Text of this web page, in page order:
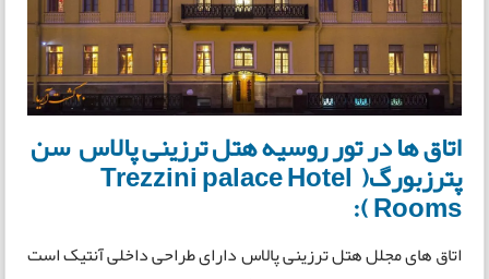
اتاق ها در تور روسیه هتل ترزینی پالاس سن
پترزبورگ( Trezzini palace Hotel
Rooms ):
اتاق های مجلل هتل ترزینی پالاس دارای طراحی داخلی آنتیک است